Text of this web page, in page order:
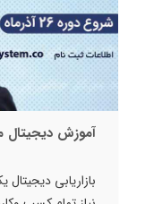
آموزش دیجیتال
بازاریابی